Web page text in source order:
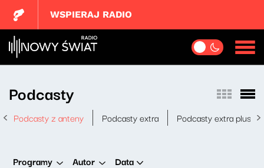
WSPIERAJ RADIO
Podcasty
Podcasty z anteny Podcasty extra Podcasty extra plus
Programy Autor Data